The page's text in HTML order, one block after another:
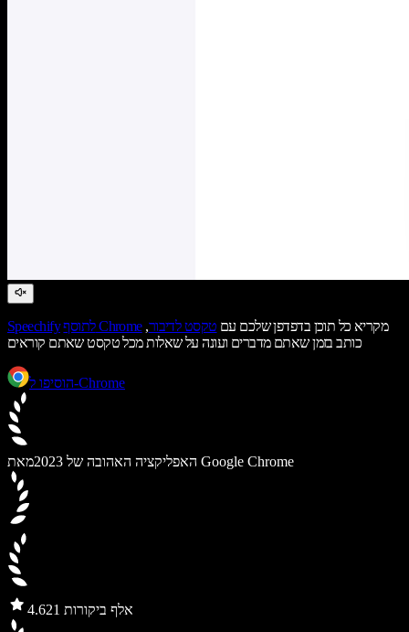
Speechify לתוסף Chrome מקריא כל תוכן בדפדפן שלכם עם טקסט לדיבור,
כותב בזמן שאתם מדברים ועונה על שאלות מכל טקסט שאתם קוראים
הוסיפו ל-Chrome
האפליקציה האהובה של 2023 מאת Google Chrome
4.6 21 אלף ביקורות